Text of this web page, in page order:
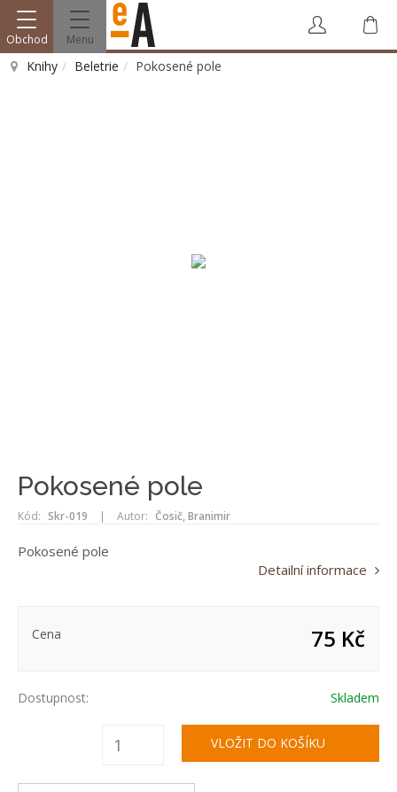
Obchod Menu
Knihy Beletrie Pokosené pole
Pokosené pole
Kód: Skr-019 | Autor: Čosič, Branimir
Pokosené pole
Detailní informace
Cena 75 Kč
Dostupnost: Skladem